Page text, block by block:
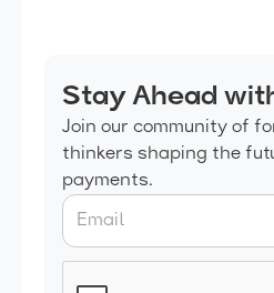
Stay Ahead
Join our community of
thinkers shaping the
payments.